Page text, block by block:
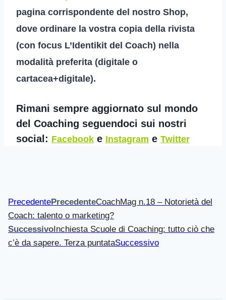
pagina corrispondente del nostro Shop,
dove ordinare la vostra copia della rivista
(con focus L’Identikit del Coach) nella
modalità preferita (digitale o
cartacea+digitale).
Rimani sempre aggiornato sul mondo
del Coaching seguendoci sui nostri
social: Facebook e Instagram e Twitter
PrecedentePrecedenteCoachMag n.18 – Notorietà del
Coach: talento o marketing?
SuccessivoInchiesta Scuole di Coaching: tutto ciò che
c’è da sapere. Terza puntataSuccessivo